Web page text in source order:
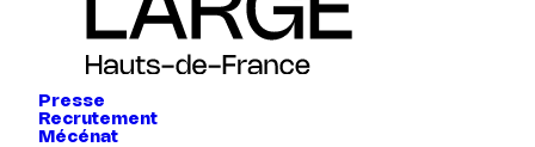
Presse
Recrutement
Mécénat